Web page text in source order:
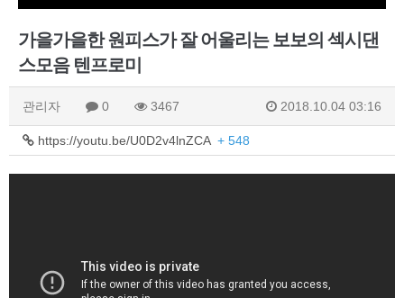
가을가을한 원피스가 잘 어울리는 보보의 섹시댄
스모음 텐프로미
관리자 0 3467 2018.10.04 03:16
https://youtu.be/U0D2v4lnZCA + 548